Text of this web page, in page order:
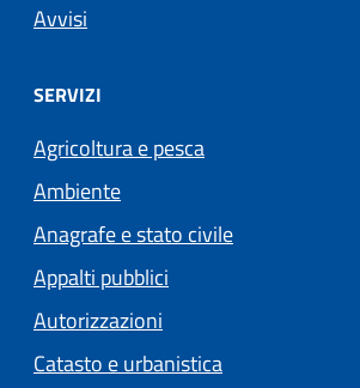
Avvisi
SERVIZI
Agricoltura e pesca
Ambiente
Anagrafe e stato civile
Appalti pubblici
Autorizzazioni
Catasto e urbanistica